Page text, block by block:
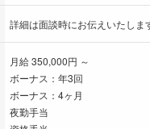
詳細は面談時にお伝えいたしま
月給 350,000円 ～
ボーナス：年3回
ボーナス：4ヶ月
夜勤手当